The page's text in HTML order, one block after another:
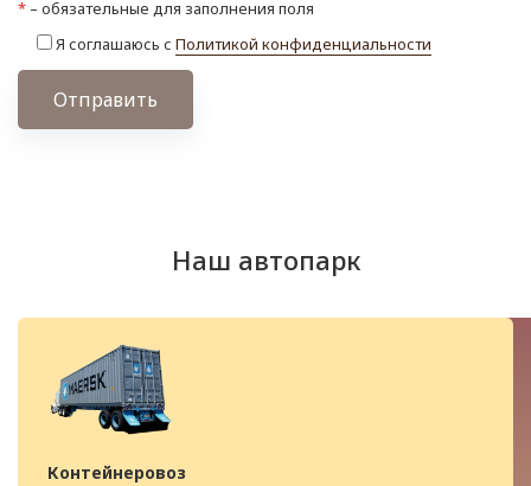
* – обязательные для заполнения поля
Я соглашаюсь с Политикой конфиденциальности
Отправить
Наш автопарк
Контейнеровоз